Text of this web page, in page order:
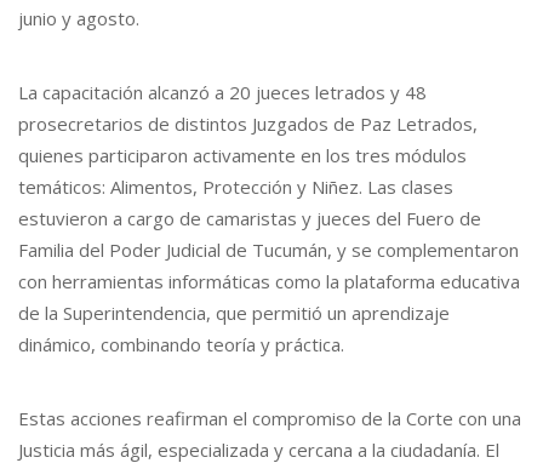
junio y agosto.
La capacitación alcanzó a 20 jueces letrados y 48
prosecretarios de distintos Juzgados de Paz Letrados,
quienes participaron activamente en los tres módulos
temáticos: Alimentos, Protección y Niñez. Las clases
estuvieron a cargo de camaristas y jueces del Fuero de
Familia del Poder Judicial de Tucumán, y se complementaron
con herramientas informáticas como la plataforma educativa
de la Superintendencia, que permitió un aprendizaje
dinámico, combinando teoría y práctica.
Estas acciones reafirman el compromiso de la Corte con una
Justicia más ágil, especializada y cercana a la ciudadanía. El